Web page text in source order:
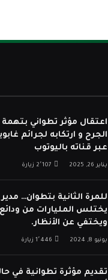
اعتقال مؤثر تطواني
الجرح و ارتكابه لجرائم
عبر قناته باليوتوب
يناير 26, 2025 2٬107 زيارة
للمرة الثانية بتطوان…
ويختفي عن الأنظار.
يونيو 8, 2024 1٬446 زيارة
تقديم مؤثرة تطوانية في